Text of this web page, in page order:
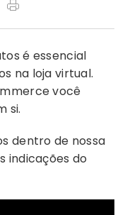
é essencial
na loja virtual.
você
si.
dentro de nossa
indicações do